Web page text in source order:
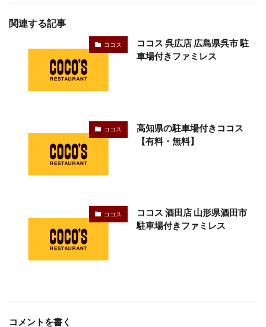
関連する記事
ココス
ココス 呉広店 広島県呉市 駐
車場付きファミレス
ココス
高知県の駐車場付きココス
【有料・無料】
ココス
ココス 酒田店 山形県酒田市
駐車場付きファミレス
コメントを書く